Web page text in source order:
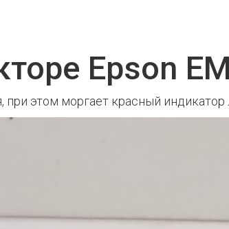
Epson
при этом моргает красный индикатор